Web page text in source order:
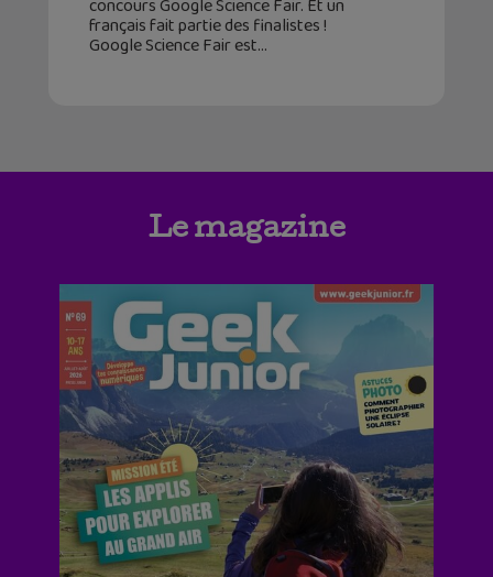
concours Google Science Fair. Et un
français fait partie des finalistes !
Google Science Fair est
Le magazine